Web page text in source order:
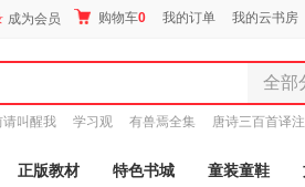
成为会员 购物车0 我的订单 我的云书房
全部
全部分
图书
请叫醒我 学习观 有兽焉全集 唐诗三百首译注
正版教材 特色书城 童装童鞋